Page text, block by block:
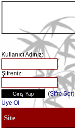
Kullanıcı Adınız:
Şifreniz:
(Şifre Sor)
Üye Ol
Site